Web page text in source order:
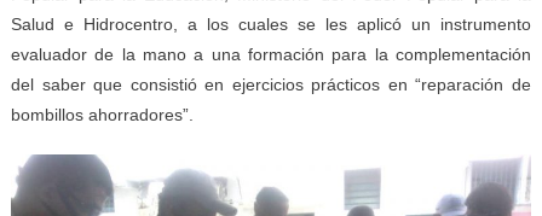
Salud e Hidrocentro, a los cuales se les aplicó un instrumento
evaluador de la mano a una formación para la complementación
del saber que consistió en ejercicios prácticos en “reparación de
bombillos ahorradores”.